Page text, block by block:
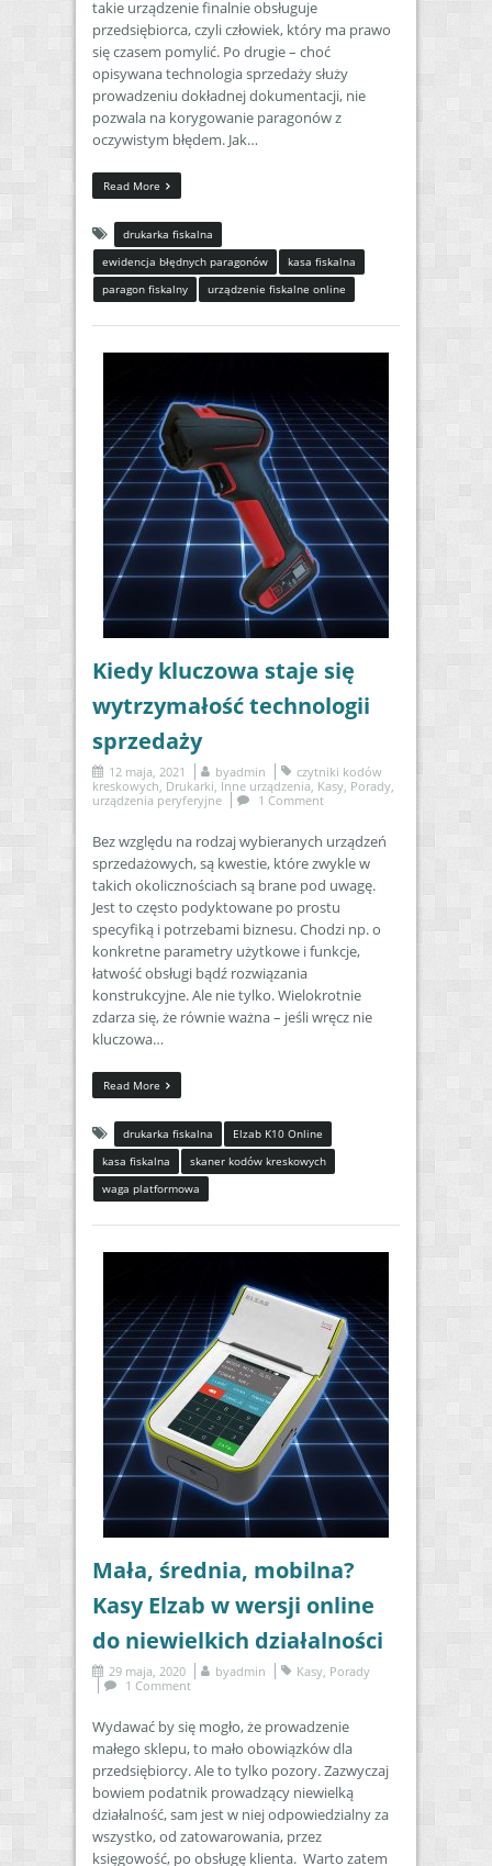
takie urządzenie finalnie obsługuje
przedsiębiorca, czyli człowiek, który ma prawo
się czasem pomylić. Po drugie – choć
opisywana technologia sprzedaży służy
prowadzeniu dokładnej dokumentacji, nie
pozwala na korygowanie paragonów z
oczywistym błędem. Jak…
Read More
drukarka fiskalna
ewidencja błędnych paragonów
kasa fiskalna
paragon fiskalny
urządzenie fiskalne online
Kiedy kluczowa staje się
wytrzymałość technologii
sprzedaży
12 maja, 2021 byadmin
czytniki kodów
kreskowych, Drukarki, Inne urządzenia, Kasy, Porady,
urządzenia peryferyjne
1 Comment
Bez względu na rodzaj wybieranych urządzeń
sprzedażowych, są kwestie, które zwykle w
takich okolicznościach są brane pod uwagę.
Jest to często podyktowane po prostu
specyfiką i potrzebami biznesu. Chodzi np. o
konkretne parametry użytkowe i funkcje,
łatwość obsługi bądź rozwiązania
konstrukcyjne. Ale nie tylko. Wielokrotnie
zdarza się, że równie ważna – jeśli wręcz nie
kluczowa…
Read More
drukarka fiskalna
Elzab K10 Online
kasa fiskalna
skaner kodów kreskowych
waga platformowa
Mała, średnia, mobilna?
Kasy Elzab w wersji online
do niewielkich działalności
29 maja, 2020 byadmin Kasy, Porady
1 Comment
Wydawać by się mogło, że prowadzenie
małego sklepu, to mało obowiązków dla
przedsiębiorcy. Ale to tylko pozory. Zazwyczaj
bowiem podatnik prowadzący niewielką
działalność, sam jest w niej odpowiedzialny za
wszystko, od zatowarowania, przez
księgowość, po obsługę klienta. Warto zatem